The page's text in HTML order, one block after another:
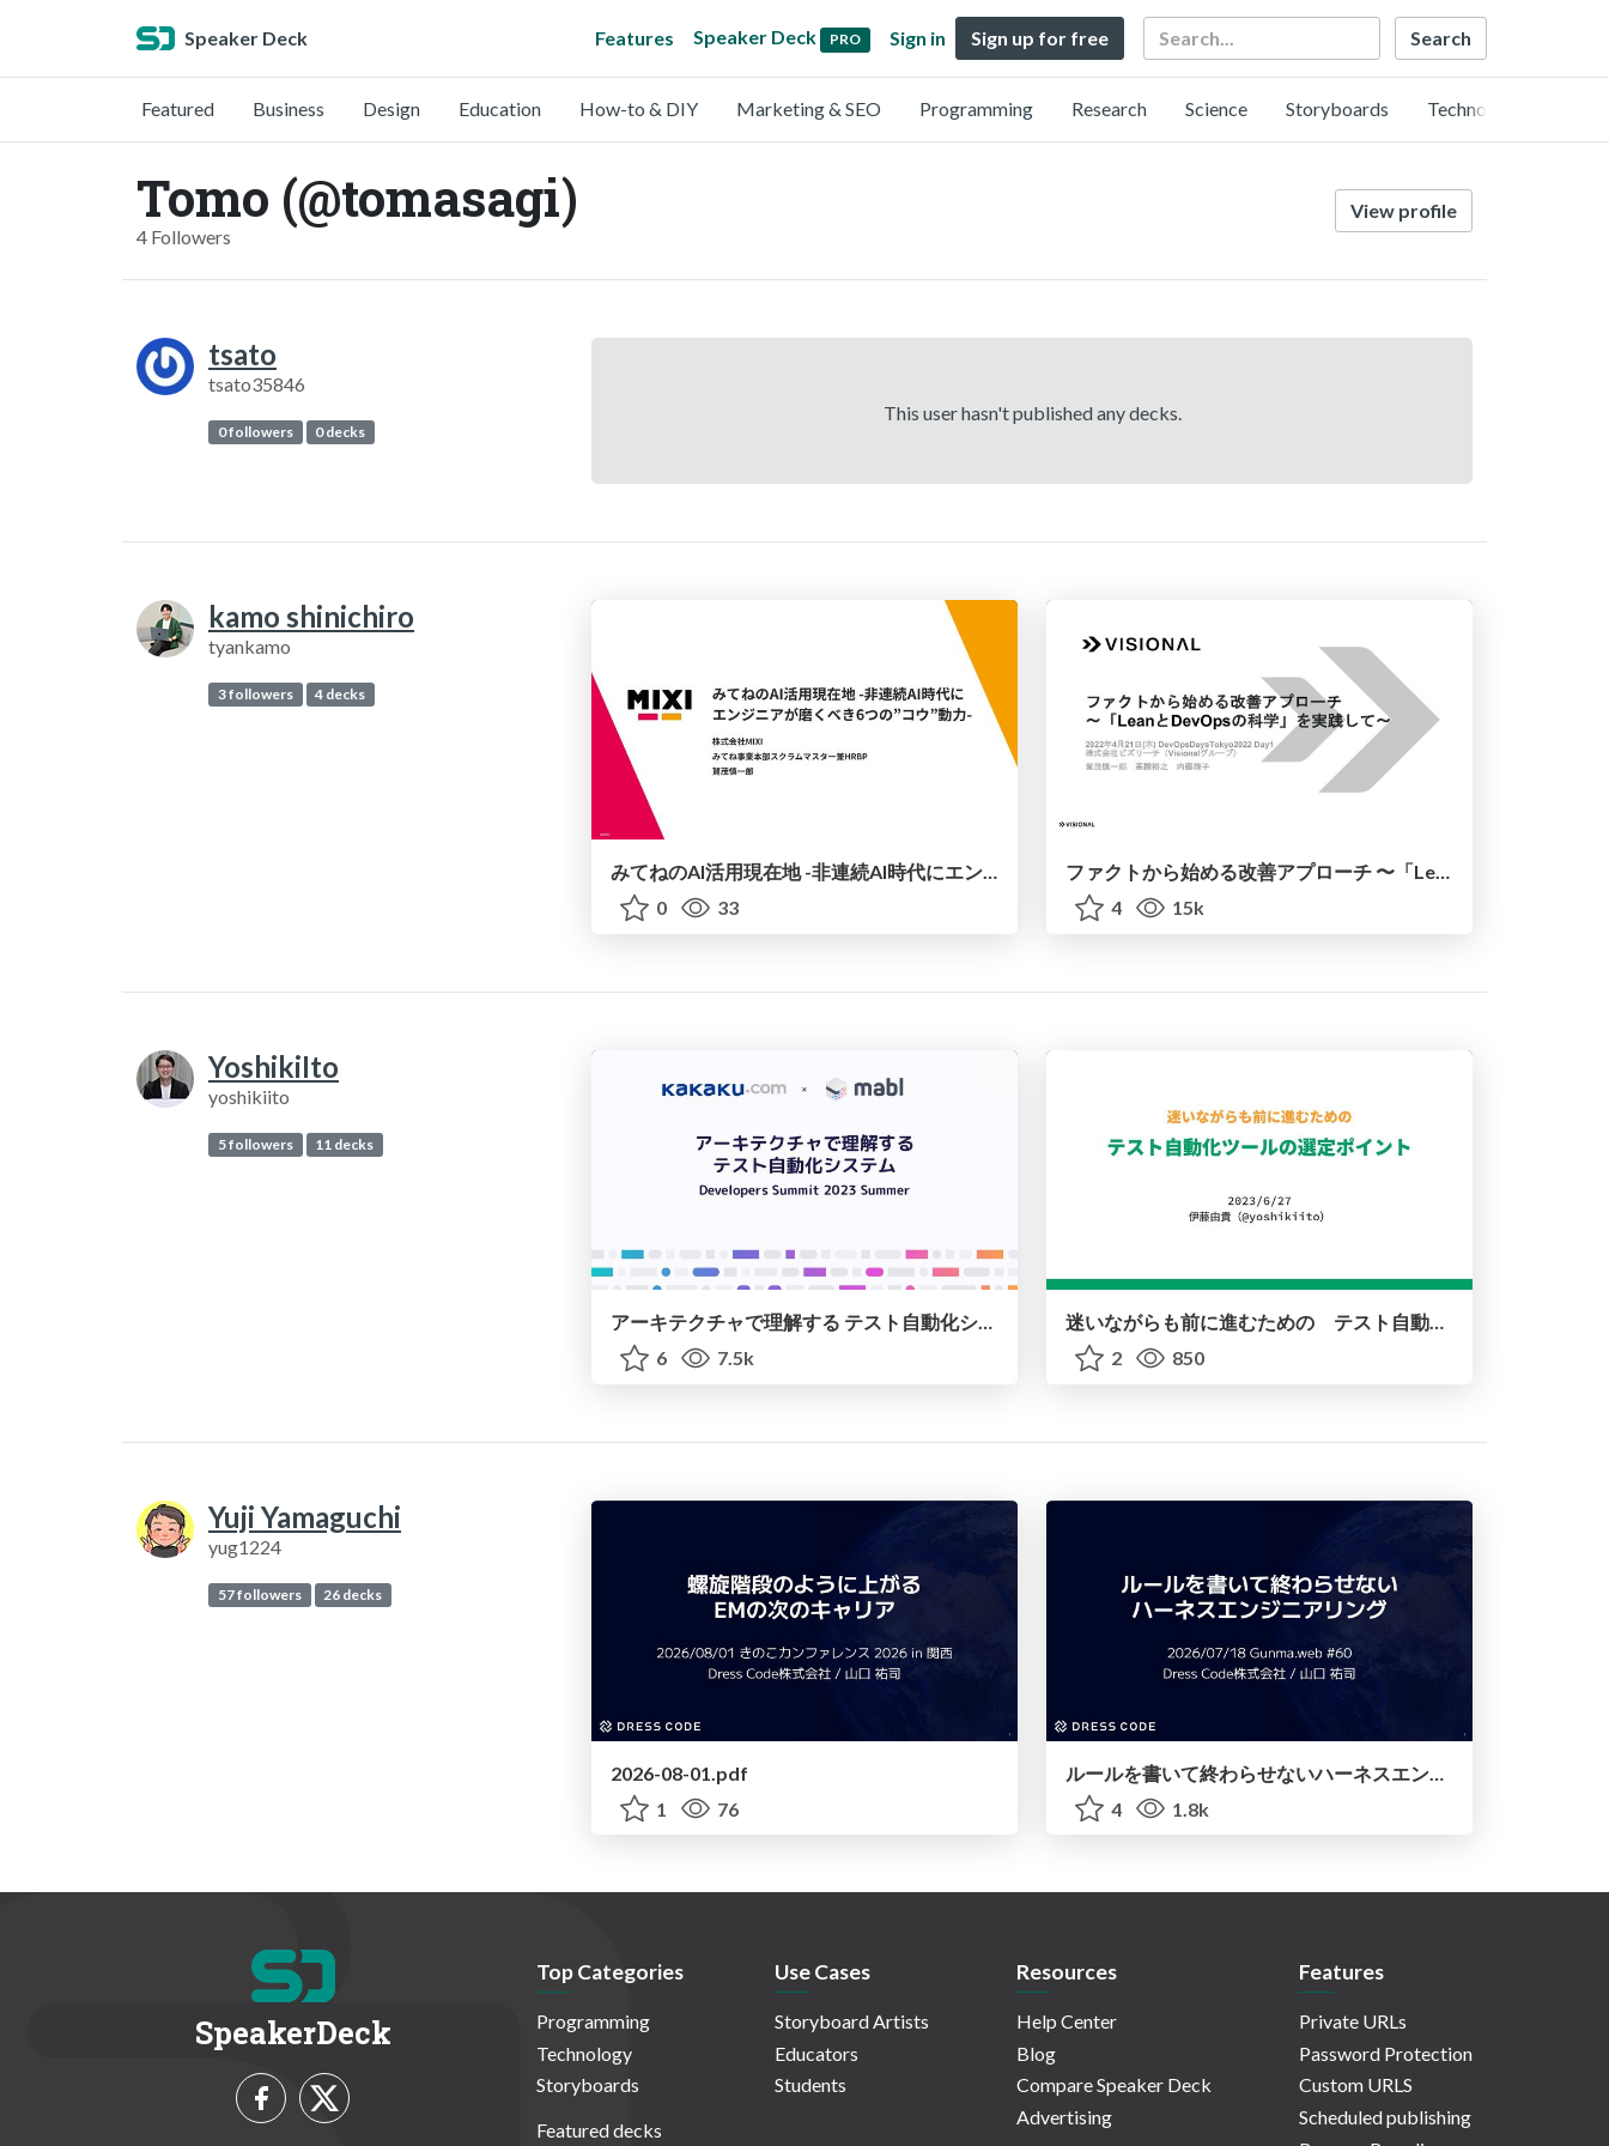
Speaker Deck Features Speaker Deck PRO Sign in Sign up for free Search
Featured Business Design Education How-to & DIY Marketing & SEO Programming Research Science Storyboards Technology
Tomo (@tomasagi)
4 Followers
View profile
tsato
tsato35846
0 followers 0 decks
This user hasn't published any decks.
kamo shinichiro
tyankamo
3 followers 4 decks
みてねのAI活用現在地 -非連続AI時代にエンジニアが磨くべき6つの”コウ”動力-
0
33
ファクトから始める改善アプローチ 〜「LeanとDevOpsの科学」を実践して〜
4
15k
YoshikiIto
yoshikiito
5 followers 11 decks
アーキテクチャで理解する テスト自動化システム Developers Summit 2023 Summer
6
7.5k
迷いながらも前に進むための テスト自動化ツールの選定ポイント
2
850
Yuji Yamaguchi
yug1224
57 followers 26 decks
2026-08-01.pdf
1
76
4
1.8k
SpeakerDeck
Top Categories
Programming
Technology
Storyboards
Featured decks
Use Cases
Storyboard Artists
Educators
Students
Resources
Help Center
Blog
Compare Speaker Deck
Advertising
Features
Private URLs
Password Protection
Custom URLS
Scheduled publishing